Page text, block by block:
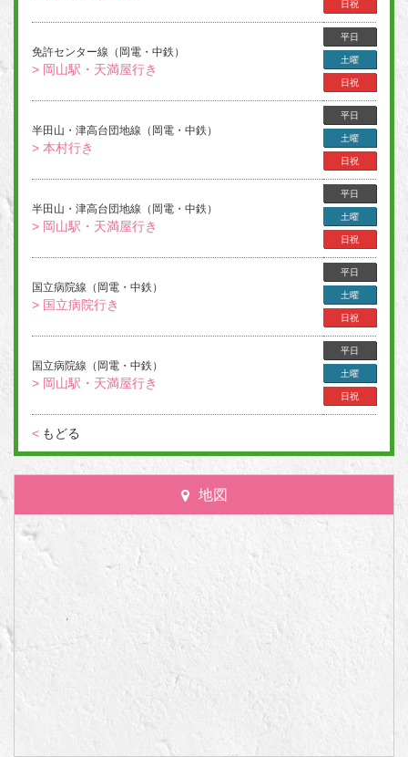
日祝
免許センター線（岡電・中鉄）
> 岡山駅・天満屋行き
平日
土曜
日祝
半田山・津高台団地線（岡電・中鉄）
> 本村行き
平日
土曜
日祝
半田山・津高台団地線（岡電・中鉄）
> 岡山駅・天満屋行き
平日
土曜
日祝
国立病院線（岡電・中鉄）
> 国立病院行き
平日
土曜
日祝
国立病院線（岡電・中鉄）
> 岡山駅・天満屋行き
平日
土曜
日祝
< もどる
地図